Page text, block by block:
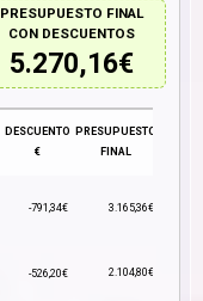
PRESUPUESTO FINAL
CON DESCUENTOS
5.270,16€
DESCUENTO
€
PRESUPUESTO
FINAL
-791,34€ 3.165,36€
-526,20€ 2.104,80€